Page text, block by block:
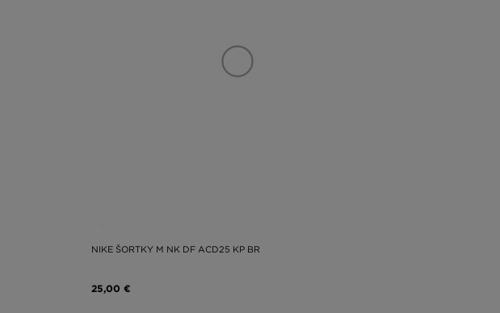
NIKE ŠORTKY M NK DF ACD25 KP BR
25,00 €